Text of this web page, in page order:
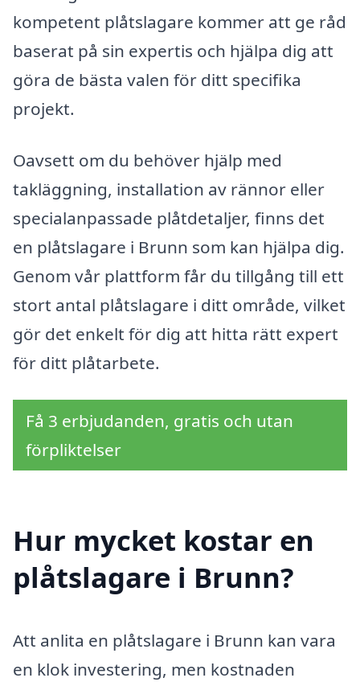
kompetent plåtslagare kommer att ge råd
baserat på sin expertis och hjälpa dig att
göra de bästa valen för ditt specifika
projekt.
Oavsett om du behöver hjälp med
takläggning, installation av rännor eller
specialanpassade plåtdetaljer, finns det
en plåtslagare i Brunn som kan hjälpa dig.
Genom vår plattform får du tillgång till ett
stort antal plåtslagare i ditt område, vilket
gör det enkelt för dig att hitta rätt expert
för ditt plåtarbete.
Få 3 erbjudanden, gratis och utan
förpliktelser
Hur mycket kostar en
plåtslagare i Brunn?
Att anlita en plåtslagare i Brunn kan vara
en klok investering, men kostnaden